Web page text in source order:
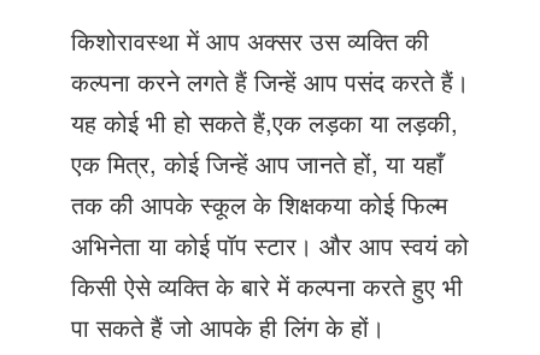
संपर्क करें
किशोरावस्था में आप अक्सर उस व्यक्ति की
कल्पना करने लगते हैं जिन्हें आप पसंद करते हैं।
यह कोई भी हो सकते हैं,एक लड़का या लड़की,
एक मित्र, कोई जिन्हें आप जानते हों, या यहाँ
तक की आपके स्कूल के शिक्षकया कोई फिल्म
अभिनेता या कोई पॉप स्टार। और आप स्वयं को
किसी ऐसे व्यक्ति के बारे में कल्पना करते हुए भी
पा सकते हैं जो आपके ही लिंग के हों।